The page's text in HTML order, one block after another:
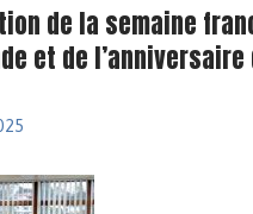
de la semaine
et de